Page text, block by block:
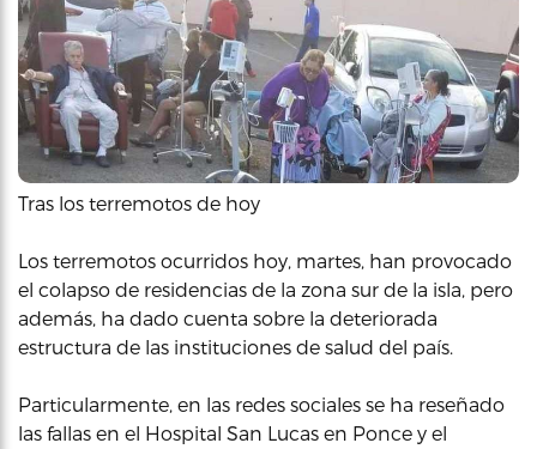
Tras los terremotos de hoy
Los terremotos ocurridos hoy, martes, han provocado
el colapso de residencias de la zona sur de la isla, pero
además, ha dado cuenta sobre la deteriorada
estructura de las instituciones de salud del país.
Particularmente, en las redes sociales se ha reseñado
las fallas en el Hospital San Lucas en Ponce y el